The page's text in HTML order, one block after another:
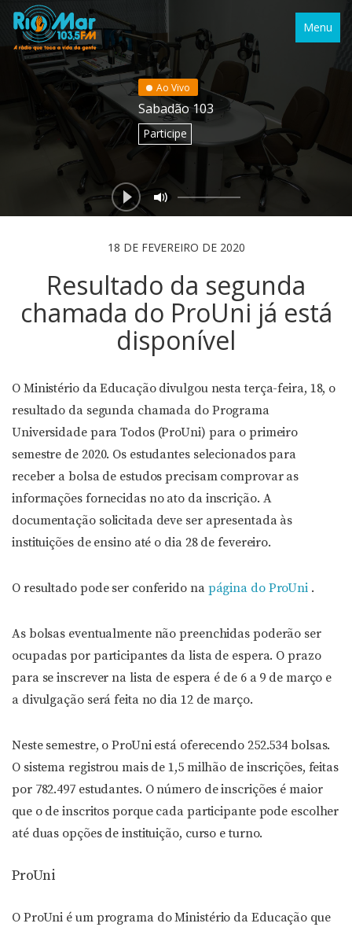
Menu
Ao Vivo
Sabadão 103
Participe
18 DE FEVEREIRO DE 2020
Resultado da segunda
chamada do ProUni já está
disponível
O Ministério da Educação divulgou nesta terça-feira, 18, o
resultado da segunda chamada do Programa
Universidade para Todos (ProUni) para o primeiro
semestre de 2020. Os estudantes selecionados para
receber a bolsa de estudos precisam comprovar as
informações fornecidas no ato da inscrição. A
documentação solicitada deve ser apresentada às
instituições de ensino até o dia 28 de fevereiro.
O resultado pode ser conferido na página do ProUni .
As bolsas eventualmente não preenchidas poderão ser
ocupadas por participantes da lista de espera. O prazo
para se inscrever na lista de espera é de 6 a 9 de março e
a divulgação será feita no dia 12 de março.
Neste semestre, o ProUni está oferecendo 252.534 bolsas.
O sistema registrou mais de 1,5 milhão de inscrições, feitas
por 782.497 estudantes. O número de inscrições é maior
que o de inscritos porque cada participante pode escolher
até duas opções de instituição, curso e turno.
ProUni
O ProUni é um programa do Ministério da Educação que